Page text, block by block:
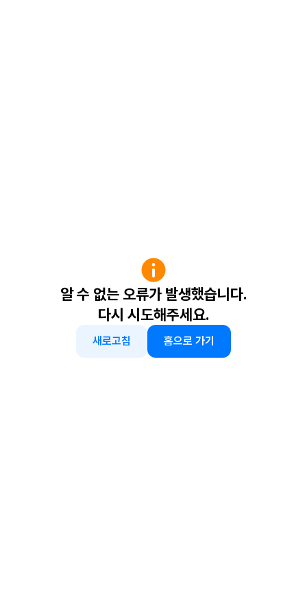
알 수 없는 오류가 발생했습니다.
다시 시도해주세요.
새로고침 홈으로 가기